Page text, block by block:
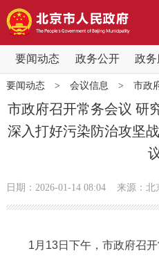
要闻动态 政务公开 政务
要闻动态
党中央精神 国务
北京要闻 会议
政务公开
市领导 机构
要闻动态> 会议信息 > 市政
市政府召开常务会议 研
深入打好污染防治攻坚
日期：2026-01-14 08:04 来源：北
1月13日下午，市政府召开